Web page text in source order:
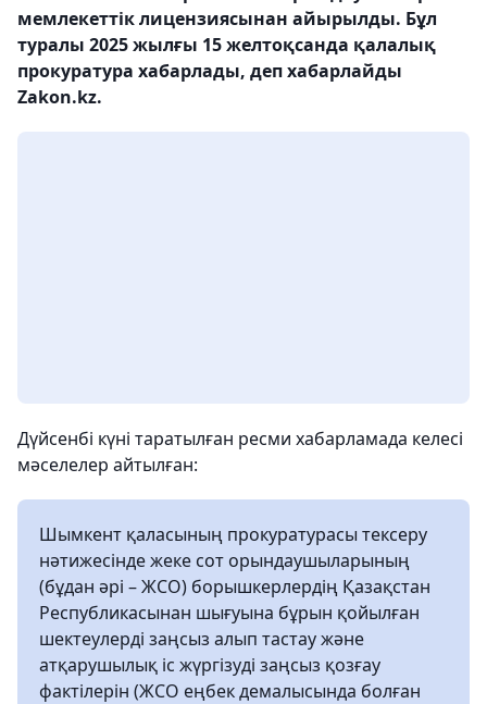
мемлекеттік лицензиясынан айырылды. Бұл
туралы 2025 жылғы 15 желтоқсанда қалалық
прокуратура хабарлады, деп хабарлайды
Zakon.kz.
Дүйсенбі күні таратылған ресми хабарламада келесі
мәселелер айтылған:
Шымкент қаласының прокуратурасы тексеру
нәтижесінде жеке сот орындаушыларының
(бұдан әрі – ЖСО) борышкерлердің Қазақстан
Республикасынан шығуына бұрын қойылған
шектеулерді заңсыз алып тастау және
атқарушылық іс жүргізуді заңсыз қозғау
фактілерін (ЖСО еңбек демалысында болған